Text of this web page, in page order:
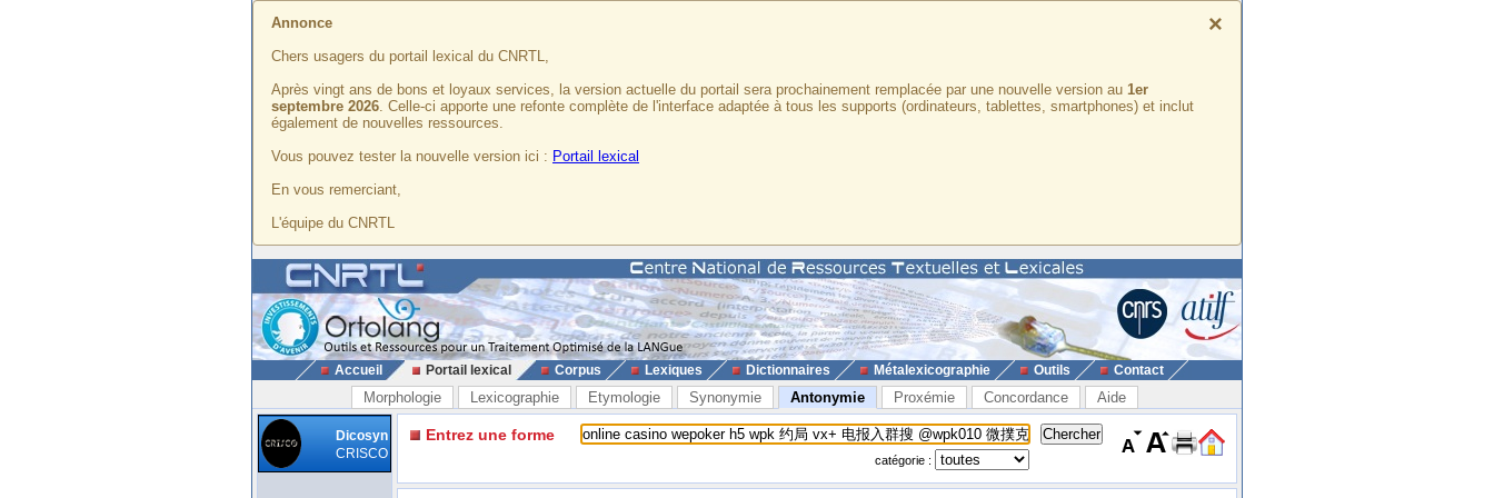
×
Annonce
Chers usagers du portail lexical du CNRTL,
Après vingt ans de bons et loyaux services, la version actuelle du portail sera prochainement remplacée par une nouvelle version au 1er
septembre 2026. Celle-ci apporte une refonte complète de l'interface adaptée à tous les supports (ordinateurs, tablettes, smartphones) et inclut
également de nouvelles ressources.
Vous pouvez tester la nouvelle version ici : Portail lexical
En vous remerciant,
L'équipe du CNRTL
Accueil Portail lexical Corpus Lexiques Dictionnaires Métalexicographie Outils Contact
Morphologie Lexicographie Etymologie Synonymie Antonymie Proxémie Concordance Aide
Dicosyn
CRISCO
Entrez une forme
catégorie :